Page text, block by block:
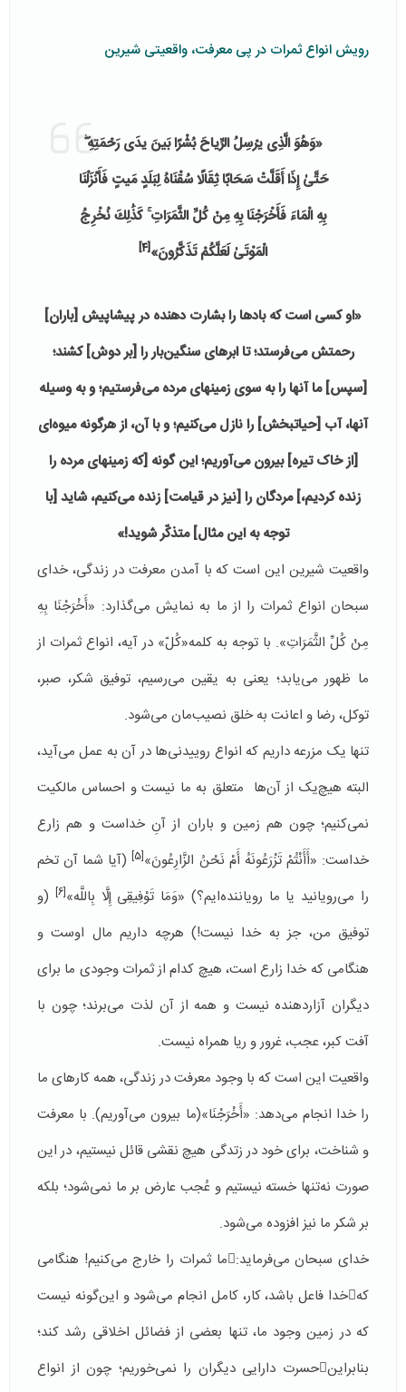
رویش انواع ثمرات در پی معرفت، واقعیتی شیرین
«وَهُوَ الَّذِی یرْسِلُ الرِّیاحَ بُشْرًا بَینَ یدَی رَحْمَتِهِ ۖ
حَتَّىٰ إِذَا أَقَلَّتْ سَحَابًا ثِقَالًا سُقْنَاهُ لِبَلَدٍ مَیتٍ فَأَنْزَلْنَا
بِهِ الْمَاءَ فَأَخْرَجْنَا بِهِ مِنْ كُلِّ الثَّمَرَاتِ ۚ كَذَٰلِكَ نُخْرِجُ
الْمَوْتَىٰ لَعَلَّكُمْ تَذَكَّرُونَ»[4]
«او کسی است که بادها را بشارت دهنده در پیشاپیش [باران]
رحمتش می‌فرستد؛ تا ابرهای سنگین‌بار را [بر دوش] کشند؛
[سپس] ما آنها را به سوی زمینهای مرده می‌فرستیم؛ و به وسیله
آنها، آب [حیاتبخش] را نازل می‌کنیم؛ و با آن، از هرگونه میوه‌ای
[از خاک تیره] بیرون می‌آوریم؛ این گونه [که زمینهای مرده را
زنده کردیم،] مردگان را [نیز در قیامت] زنده می‌کنیم، شاید [با
توجه به این مثال] متذکّر شوید!»
واقعیت شیرین این است که با آمدن معرفت در زندگی، خدای
سبحان انواع ثمرات را از ما به نمایش می‌گذارد: «أَخْرَجْنَا بِهِ
مِنْ كُلِّ الثَّمَرَاتِ». با توجه به کلمه«کُلّ» در آیه، انواع ثمرات از
ما ظهور می‌یابد؛ یعنی به یقین می‌رسیم، توفیق شکر، صبر،
توکل، رضا و اعانت به خلق نصیب‌مان می‌شود.
تنها یک مزرعه داریم که انواع روییدنی‌ها در آن به عمل می‌آید،
البته هیچ‌یک از آن‌ها متعلق به ما نیست و احساس مالکیت
نمی‌کنیم؛ چون هم زمین و باران از آنِ خداست و هم زارع
خداست: «أَأَنْتُمْ تَزْرَعُونَهُ أَمْ نَحْنُ الزَّارِعُونَ»[5]
(آیا شما آن تخم
را می‌رویانید یا ما رویاننده‌ایم؟) «وَمَا تَوْفِیقِی إِلَّا بِاللَّه»[6]
(و
توفیق من، جز به خدا نیست!) هرچه داریم مال اوست و
هنگامی که خدا زارع است، هیچ کدام از ثمرات وجودی ما برای
دیگران آزاردهنده نیست و همه از آن لذت می‌برند؛ چون با
آفت کبر، عجب، غرور و ریا همراه نیست.
واقعیت این است که با وجود معرفت در زندگی، همه کارهای ما
را خدا انجام می‌دهد: «أَخْرَجْنَا»(ما بیرون می‌آوریم). با معرفت
و شناخت، برای خود در زتدگی هیچ نقشی قائل نیستیم، در این
صورت نه‌تنها خسته نیستیم و عُجب عارض بر ما نمی‌شود؛ بلکه
بر شکر ما نیز افزوده می‌شود.
خدای سبحان می‌فرماید:ما ثمرات را خارج می‌کنیم! هنگامی
کهخدا فاعل باشد، کار، کامل انجام می‌شود و این‌گونه نیست
که در زمین وجود ما، تنها بعضی از فضائل اخلاقی رشد کند؛
بنابراینحسرت دارایی دیگران را نمی‌خوریم؛ چون از انواع